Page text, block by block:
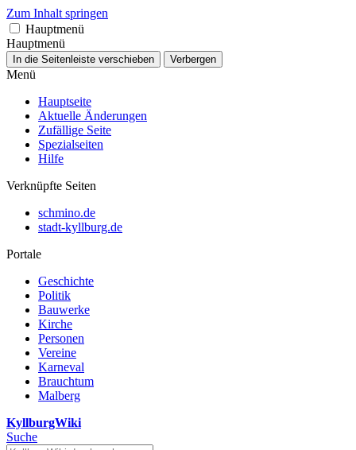
Zum Inhalt springen
Hauptmenü
Hauptmenü
In die Seitenleiste verschieben Verbergen
Menü
Hauptseite
Aktuelle Änderungen
Zufällige Seite
Spezialseiten
Hilfe
Verknüpfte Seiten
schmino.de
stadt-kyllburg.de
Portale
Geschichte
Politik
Bauwerke
Kirche
Personen
Vereine
Karneval
Brauchtum
Malberg
KyllburgWiki
Suche